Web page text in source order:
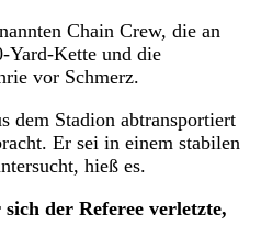
Chain Crew, die an
Yard-Kette und die
vor Schmerz.
dem Stadion abtransportiert
Er sei in einem stabilen
hieß es.
der Referee verletzte,